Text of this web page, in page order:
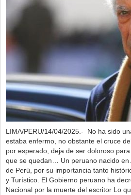
LIMA/PERU/14/04/2025.- No ha sido
estaba enfermo, no obstante el cruce
por esperado, deja de ser doloroso
que se quedan… Un peruano nacido en
de Perú, por su importancia tanto
y Turístico. El Gobierno peruano ha
Nacional por la muerte del escritor Lo